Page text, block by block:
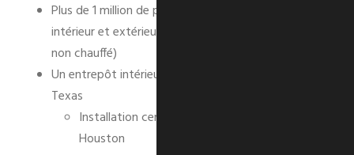
Plus de 1 million de pieds carrés d'entreposage
intérieur et extérieur au Québec seulement (chauffé,
non chauffé)
Un entrepôt intérieur de 8 000 pieds carrés au
Texas
Installation centrale située près du port de
Houston